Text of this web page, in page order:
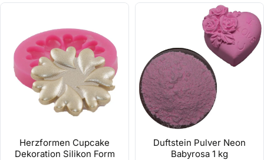
Herzformen Cupcake
Dekoration Silikon Form
Duftstein Pulver Neon
Babyrosa 1 kg